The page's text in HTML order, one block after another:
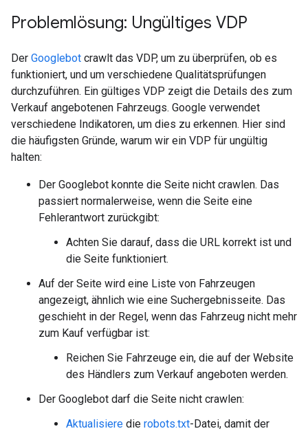
Problemlösung: Ungültiges VDP
Der Googlebot crawlt das VDP, um zu überprüfen, ob es
funktioniert, und um verschiedene Qualitätsprüfungen
durchzuführen. Ein gültiges VDP zeigt die Details des zum
Verkauf angebotenen Fahrzeugs. Google verwendet
verschiedene Indikatoren, um dies zu erkennen. Hier sind
die häufigsten Gründe, warum wir ein VDP für ungültig
halten:
Der Googlebot konnte die Seite nicht crawlen. Das
passiert normalerweise, wenn die Seite eine
Fehlerantwort zurückgibt:
Achten Sie darauf, dass die URL korrekt ist und
die Seite funktioniert.
Auf der Seite wird eine Liste von Fahrzeugen
angezeigt, ähnlich wie eine Suchergebnisseite. Das
geschieht in der Regel, wenn das Fahrzeug nicht mehr
zum Kauf verfügbar ist:
Reichen Sie Fahrzeuge ein, die auf der Website
des Händlers zum Verkauf angeboten werden.
Der Googlebot darf die Seite nicht crawlen:
Aktualisiere die robots.txt-Datei, damit der